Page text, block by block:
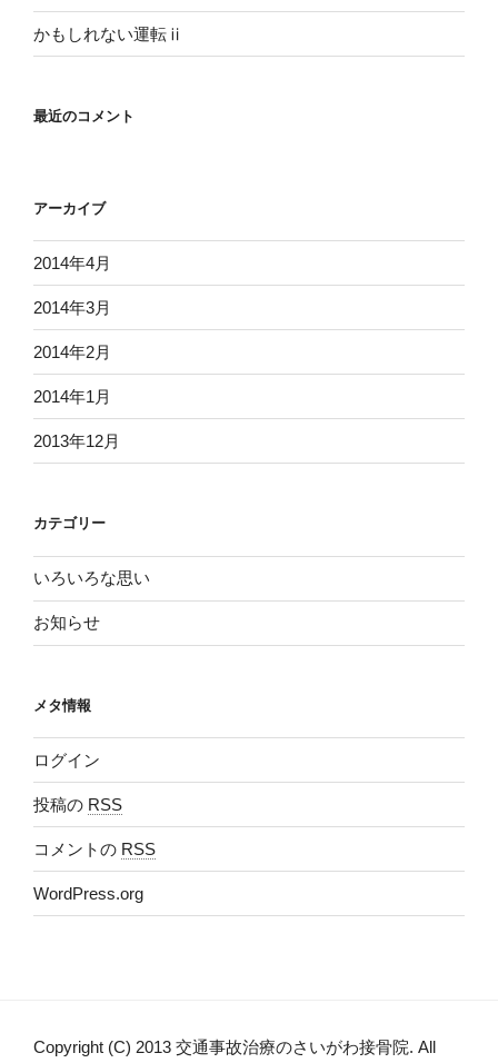
かもしれない運転ⅱ
最近のコメント
アーカイブ
2014年4月
2014年3月
2014年2月
2014年1月
2013年12月
カテゴリー
いろいろな思い
お知らせ
メタ情報
ログイン
投稿の RSS
コメントの RSS
WordPress.org
Copyright (C) 2013 交通事故治療のさいがわ接骨院. All